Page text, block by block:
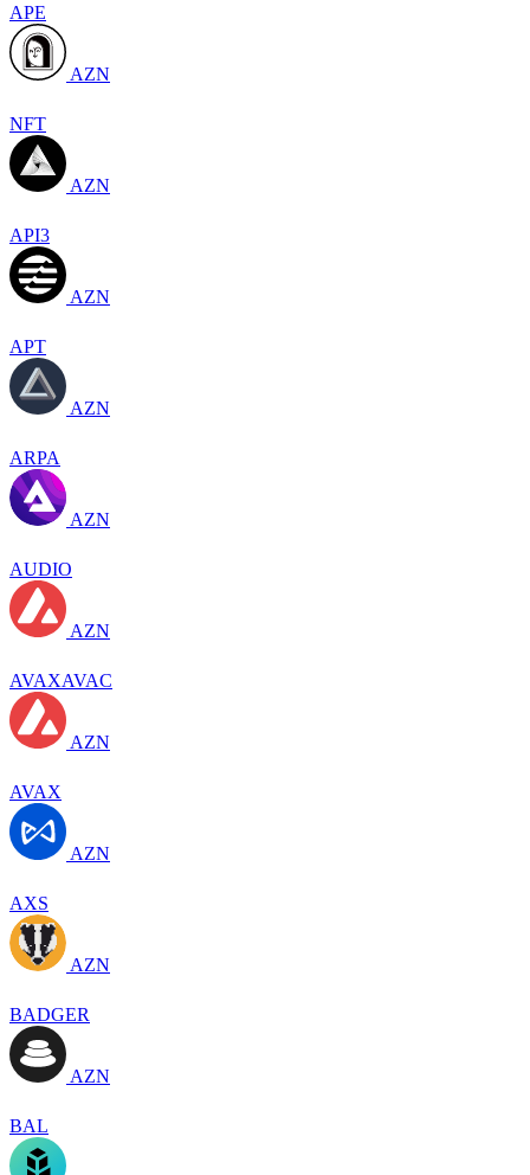
APE
AZN
NFT
AZN
API3
AZN
APT
AZN
ARPA
AZN
AUDIO
AZN
AVAXAVAC
AZN
AVAX
AZN
AXS
AZN
BADGER
AZN
BAL